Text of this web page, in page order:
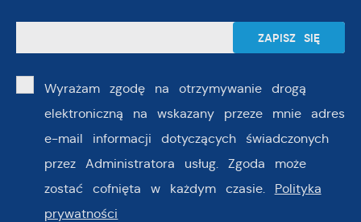
Wyrażam zgodę na otrzymywanie drogą
elektroniczną na wskazany przeze mnie adres
e-mail informacji dotyczących świadczonych
przez Administratora usług. Zgoda może
zostać cofnięta w każdym czasie. Polityka
prywatności